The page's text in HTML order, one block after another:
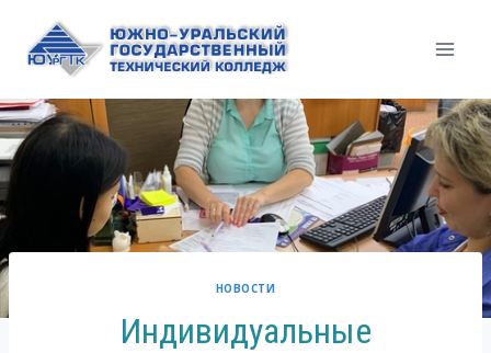
содержимому
НОВОСТИ
Индивидуальные